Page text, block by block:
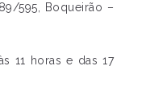
595, Boqueirão –
11 horas e das 17